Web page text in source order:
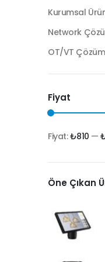
Kurumsal
Network
OT/VT
Fiyat
En
düşük
fiyat
En
yüksek
fiyat
Fiyat:₺810 —
Öne Çıkan